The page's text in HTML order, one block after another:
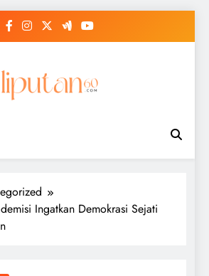
Ingatkan Demokrasi Sejati